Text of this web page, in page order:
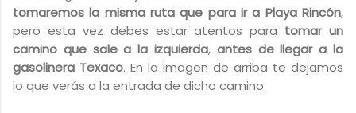
tomaremos la misma ruta que para ir a Playa Rincón,
pero esta vez debes estar atentos para tomar un
camino que sale a la izquierda, antes de llegar a la
gasolinera Texaco. En la imagen de arriba te dejamos
lo que verás a la entrada de dicho camino.